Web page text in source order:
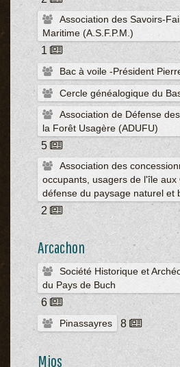
Association des Savoirs-
Maritime (A.S.F.P.M.)
1
Bac à voile -Président
Cercle généalogique du
Association de Défense
la Forêt Usagère (ADUFU)
5
Association des
occupants, usagers de l'île aux
défense du paysage naturel et
2
Arcachon
Société Historique et
du Pays de Buch
6
Pinassayres 8
Mios